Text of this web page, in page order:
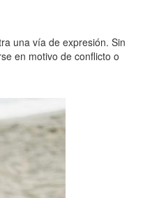
una vía de expresión. Sin
en motivo de conflicto o